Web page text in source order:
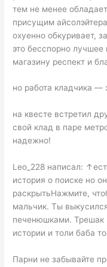
тем не менее
присущим
охуенно обкуривает,
это бесспорно
магазину респект и
но работа кладчика —
на квесте встретил
свой клад в паре
надежно!
Leo_228 написал:
история о поиске но
раскрытьНажмите,
мальчик. Ты
печенюшками. Трешак
истории и толи баба
Парни не забывайте